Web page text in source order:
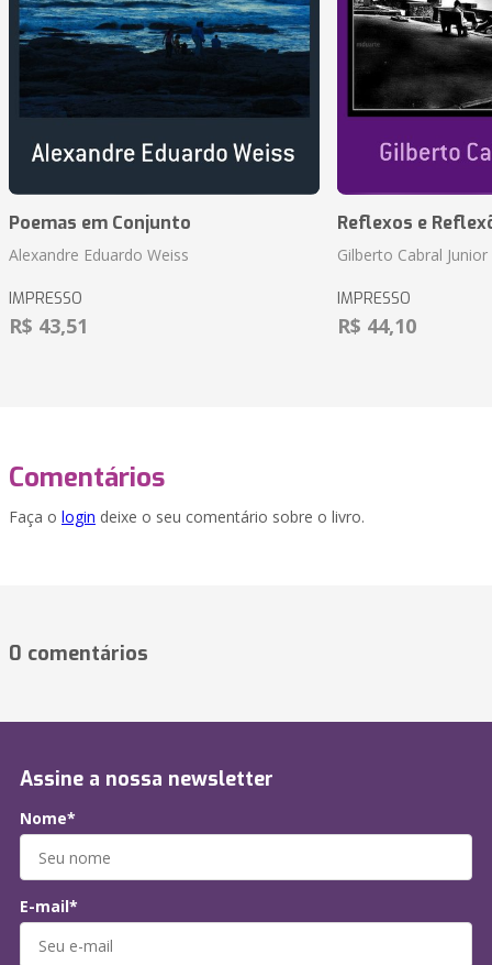
Poemas em Conjunto
Alexandre Eduardo Weiss
IMPRESSO
R$ 43,51
Reflexos e
Gilberto Cabral Junior
IMPRESSO
R$ 44,10
Comentários
Faça o login deixe o seu comentário sobre o livro.
0 comentários
Assine a nossa newsletter
Nome*
E-mail*